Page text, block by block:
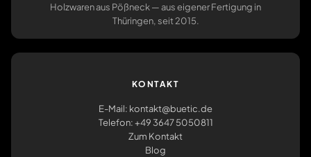
Holzwaren aus Pößneck — aus eigener Fertigung in
Thüringen, seit 2015.
KONTAKT
E-Mail: kontakt@buetic.de
Telefon: +49 3647 5050811
Zum Kontakt
Blog